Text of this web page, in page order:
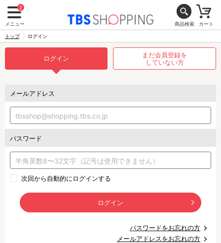
2
メニュー 商品検索 カート
トップ ログイン
ログイン
まだ会員登録を
していない方
メールアドレス
パスワード
次回から自動的にログインする
ログイン
パスワードをお忘れの方
メールアドレスをお忘れの方